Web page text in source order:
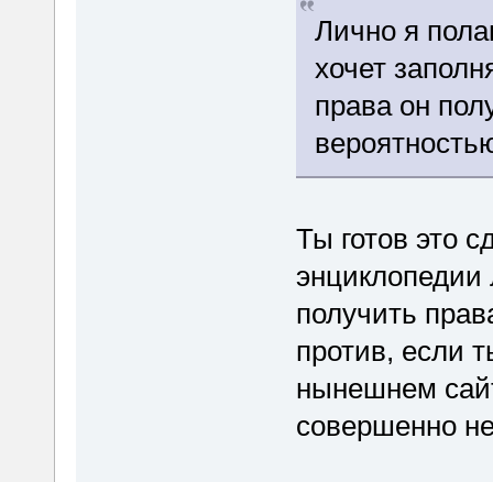
Лично я
хочет
права он
Ты готов это
энциклопедии
получить
против, если
нынешнем
совершенно